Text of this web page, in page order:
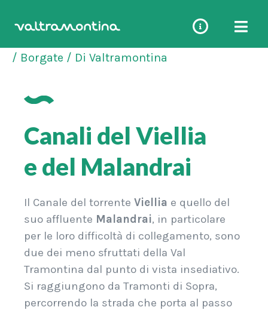
Canali del Viellia e del Malandrai
/ Borgate / Di Valtramontina
Canali del Viellia
e del Malandrai
Il Canale del torrente Viellia e quello del
suo affluente Malandrai, in particolare
per le loro difficoltà di collegamento, sono
due dei meno sfruttati della Val
Tramontina dal punto di vista insediativo.
Si raggiungono da Tramonti di Sopra,
percorrendo la strada che porta al passo